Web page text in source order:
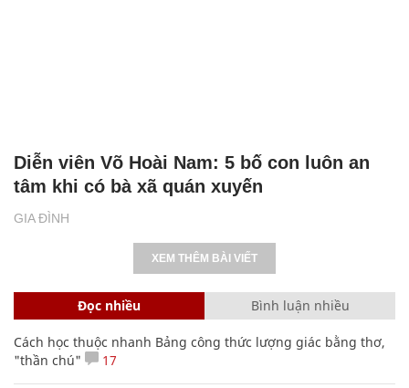
GIA ĐÌNH
Diễn viên Võ Hoài Nam: 5 bố con luôn an
tâm khi có bà xã quán xuyến
XEM THÊM BÀI VIẾT
Đọc nhiều Bình luận nhiều
Cách học thuộc nhanh Bảng công thức lượng giác bằng thơ,
"thần chú"
17